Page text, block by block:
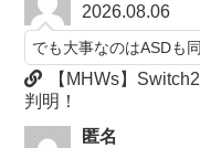
2026.08.06
でも大事なのはASDも
【MHWs】
判明！
匿名